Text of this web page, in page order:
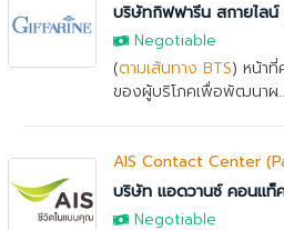
บริษัทกิฟฟารีน สกายไล
Negotiable
(ตามเส้นทาง BTS) หน้า
ของผู้บริโภคเพื่อพัฒนาผ
AIS Contact Center
บริษัท แอดวานซ์ คอนแท็
Negotiable